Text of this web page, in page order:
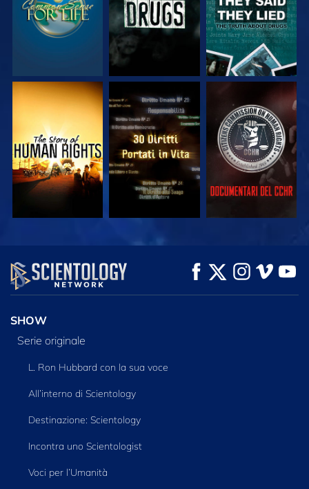
GUARDA GUARDA GUARDA
GUARDA
ESPLORA LE
SERIE
SHOW
Serie originale
L. Ron Hubbard con la sua voce
All’interno di Scientology
Destinazione: Scientology
Incontra uno Scientologist
Voci per l’Umanità